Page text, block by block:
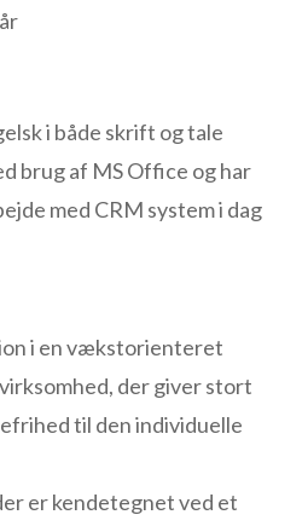
i både skrift og tale
brug af MS Office og har
med CRM system i dag
i en vækstorienteret
der giver stort
til den individuelle
er kendetegnet ved et